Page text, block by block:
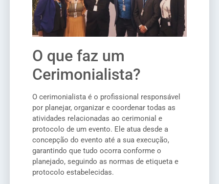
O que faz um
Cerimonialista?
O cerimonialista é o profissional responsável
por planejar, organizar e coordenar todas as
atividades relacionadas ao cerimonial e
protocolo de um evento. Ele atua desde a
concepção do evento até a sua execução,
garantindo que tudo ocorra conforme o
planejado, seguindo as normas de etiqueta e
protocolo estabelecidas.